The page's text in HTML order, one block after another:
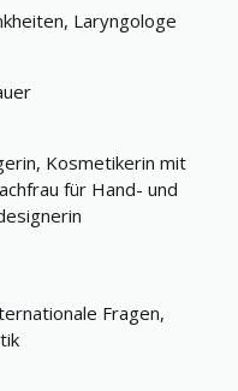
Laryngologe
Kosmetikerin mit
für Hand- und
Fragen,